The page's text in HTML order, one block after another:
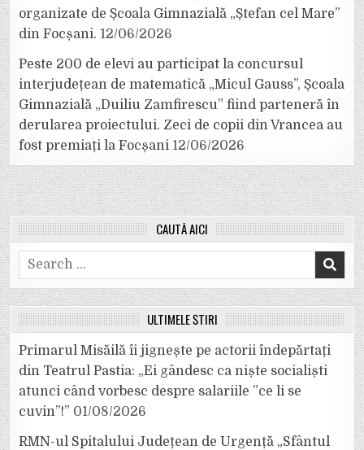
organizate de Școala Gimnazială „Ștefan cel Mare”
din Focșani. 12/06/2026
Peste 200 de elevi au participat la concursul
interjudețean de matematică „Micul Gauss”, Școala
Gimnazială „Duiliu Zamfirescu” fiind parteneră în
derularea proiectului. Zeci de copii din Vrancea au
fost premiați la Focșani 12/06/2026
CAUTĂ AICI
Search
for:
ULTIMELE ȘTIRI
Primarul Misăilă îi jignește pe actorii îndepărtați
din Teatrul Pastia: „Ei gândesc ca niște socialiști
atunci când vorbesc despre salariile ”ce li se
cuvin”!” 01/08/2026
RMN-ul Spitalului Județean de Urgență „Sfântul